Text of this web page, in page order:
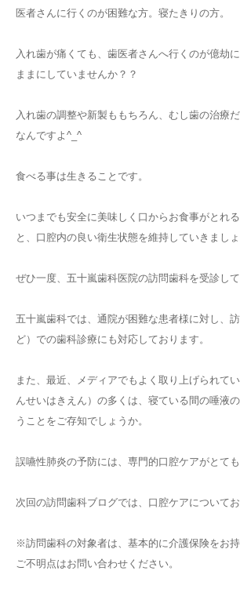
医者さんに行くのが困難な方。寝たきりの方。
入れ歯が痛くても、歯医者さんへ行くのが億劫
ままにしていませんか？？
入れ歯の調整や新製ももちろん、むし歯の治療
なんですよ^_^
食べる事は生きることです。
いつまでも安全に美味しく口からお食事がとれ
と、口腔内の良い衛生状態を維持していきましょ
ぜひ一度、五十嵐歯科医院の訪問歯科を受診し
五十嵐歯科では、通院が困難な患者様に対し、
ど）での歯科診療にも対応しております。
また、最近、メディアでもよく取り上げられて
んせいはきえん）の多くは、寝ている間の唾液
うことをご存知でしょうか。
誤嚥性肺炎の予防には、専門的口腔ケアがとても
次回の訪問歯科ブログでは、口腔ケアについて
※訪問歯科の対象者は、基本的に介護保険をお持
ご不明点はお問い合わせください。